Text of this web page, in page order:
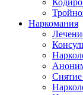
Наркомания